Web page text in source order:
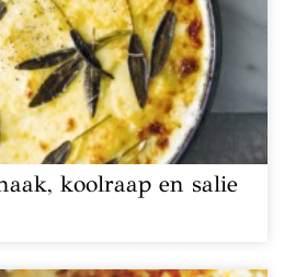
koolraap en salie